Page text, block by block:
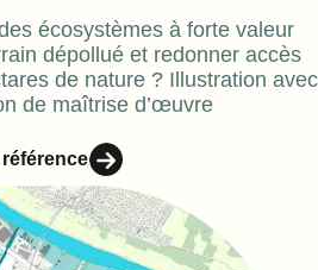
écosystèmes à forte valeur
dépollué et redonner accès
de nature ? Illustration avec
de maîtrise d’œuvre